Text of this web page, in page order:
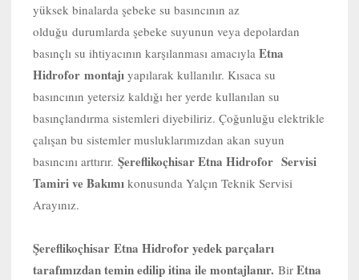
yüksek binalarda şebeke su basıncının az
olduğu durumlarda şebeke suyunun veya depolardan
basınçlı su ihtiyacının karşılanması amacıyla Etna
Hidrofor montajı yapılarak kullanılır. Kısaca su
basıncının yetersiz kaldığı her yerde kullanılan su
basınçlandırma sistemleri diyebiliriz. Çoğunluğu elektrikle
çalışan bu sistemler musluklarımızdan akan suyun
basıncını arttırır. Şereflikoçhisar Etna Hidrofor Servisi
Tamiri ve Bakımı konusunda Yalçın Teknik Servisi
Arayınız.
Şereflikoçhisar Etna Hidrofor yedek parçaları
tarafımızdan temin edilip itina ile montajlanır. Bir Etna